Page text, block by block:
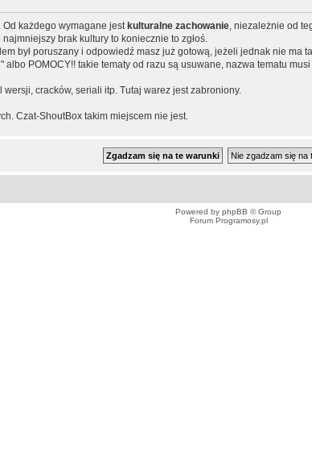
Od każdego wymagane jest kulturalne zachowanie, niezależnie od
brak kultury to koniecznie to zgłoś.
był poruszany i odpowiedź masz już gotową, jeżeli jednak nie ma
POMOCY!! takie tematy od razu są usuwane, nazwa tematu
cracków, seriali itp. Tutaj warez jest zabroniony.
Czat-ShoutBox takim miejscem nie jest.
Powered by phpBB © Group
Forum Programosy.pl